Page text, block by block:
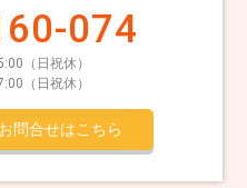
074
（日祝休）
（日祝休）
問合せはこちら